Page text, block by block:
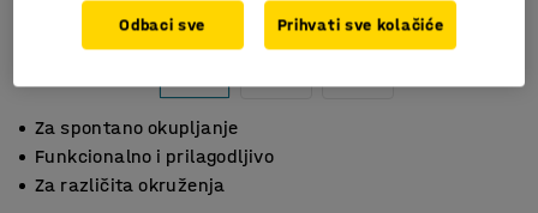
Za spontano okupljanje
Funkcionalno i prilagodljivo
Za različita okruženja
Odbaci sve Prihvati sve kolačiće